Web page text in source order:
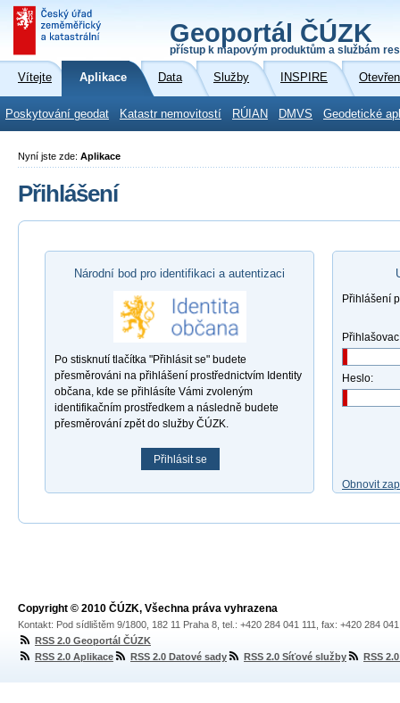
Geoportál ČÚZK
přístup k mapovým produktům a službám
Vítejte Aplikace Data Služby INSPIRE
Poskytování geodat Katastr nemovitostí RÚIAN DMVS Geodetické
Nyní jste zde: Aplikace
Přihlášení
Národní bod pro identifikaci a autentizaci
Po stisknutí tlačítka "Přihlásit se" budete
přesměrováni na přihlášení prostřednictvím Identity
občana, kde se přihlásíte Vámi zvoleným
identifikačním prostředkem a následně budete
přesměrování zpět do služby ČÚZK.
Přihlásit se
Přihlášení
Heslo:
Obnovit
Copyright © 2010 ČÚZK, Všechna práva vyhrazena
Kontakt: Pod sídlištěm 9/1800, 182 11 Praha 8, tel.: +420 284 041 111, fax: +420 284
RSS 2.0 Geoportál ČÚZK
RSS 2.0 Aplikace
RSS 2.0 Datové sady RSS 2.0 Síťové služby RSS